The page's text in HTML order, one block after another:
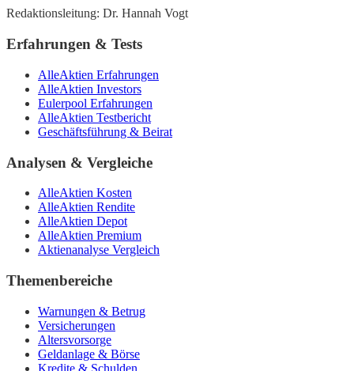
Redaktionsleitung: Dr. Hannah Vogt
Erfahrungen & Tests
AlleAktien Erfahrungen
AlleAktien Investors
Eulerpool Erfahrungen
AlleAktien Testbericht
Geschäftsführung & Beirat
Analysen & Vergleiche
AlleAktien Kosten
AlleAktien Rendite
AlleAktien Depot
AlleAktien Premium
Aktienanalyse Vergleich
Themenbereiche
Warnungen & Betrug
Versicherungen
Altersvorsorge
Geldanlage & Börse
Kredite & Schulden